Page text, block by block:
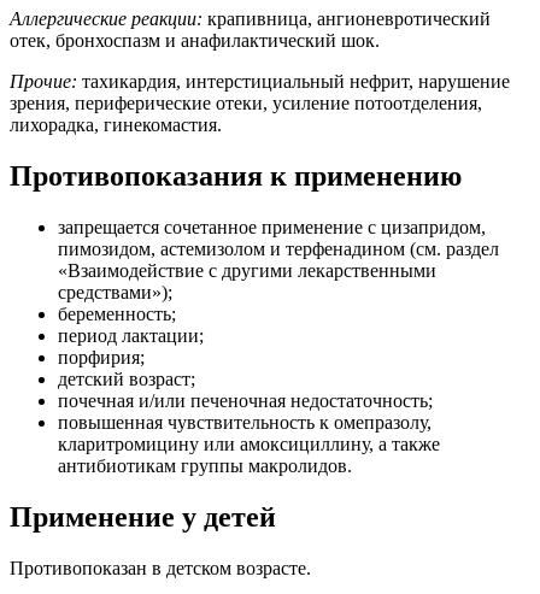
Аллергические реакции: крапивница, ангионевротический
отек, бронхоспазм и анафилактический шок.
Прочие: тахикардия, интерстициальный нефрит, нарушение
зрения, периферические отеки, усиление потоотделения,
лихорадка, гинекомастия.
Противопоказания к применению
запрещается сочетанное применение с цизапридом,
пимозидом, астемизолом и терфенадином (см. раздел
«Взаимодействие с другими лекарственными
средствами»);
беременность;
период лактации;
порфирия;
детский возраст;
почечная и/или печеночная недостаточность;
повышенная чувствительность к омепразолу,
кларитромицину или амоксициллину, а также
антибиотикам группы макролидов.
Применение у детей
Противопоказан в детском возрасте.